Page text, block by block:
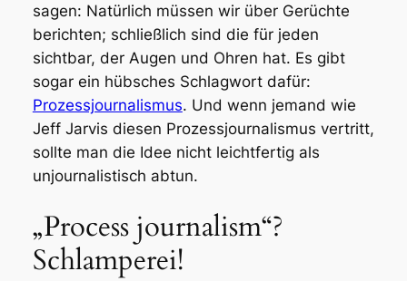
sagen: Natürlich müssen wir über Gerüchte
berichten; schließlich sind die für jeden
sichtbar, der Augen und Ohren hat. Es gibt
sogar ein hübsches Schlagwort dafür:
Prozessjournalismus. Und wenn jemand wie
Jeff Jarvis diesen Prozessjournalismus vertritt,
sollte man die Idee nicht leichtfertig als
unjournalistisch abtun.
„Process journalism“?
Schlamperei!